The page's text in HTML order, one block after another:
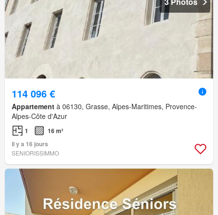
114 096 €
Appartement à 06130, Grasse, Alpes-Maritimes, Provence-
Alpes-Côte d'Azur
1
16 m²
Il y a 16 jours
SENIORISSIMMO